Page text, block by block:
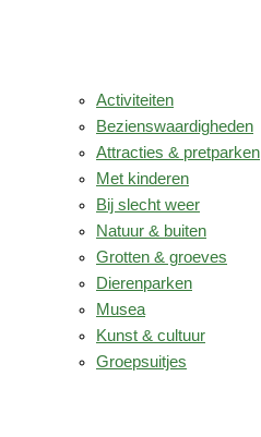
Activiteiten
Bezienswaardigheden
Attracties & pretparken
Met kinderen
Bij slecht weer
Natuur & buiten
Grotten & groeves
Dierenparken
Musea
Kunst & cultuur
Groepsuitjes